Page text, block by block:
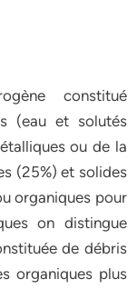
constitué
(eau et solutés
ou de la
(25%) et solides
organiques pour
on distingue
de débris
organiques plus